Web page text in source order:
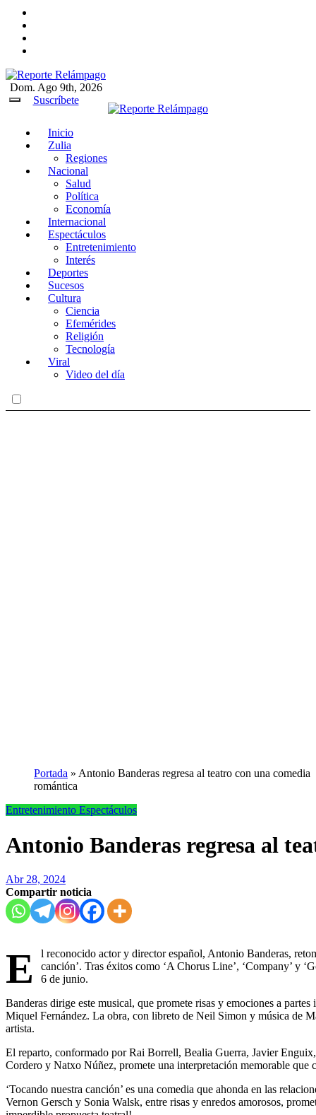
Reporte Relámpago
Claridad y rigor en cada noticia
Dom. Ago 9th, 2026
Suscríbete
Inicio
Zulia
Regiones
Nacional
Salud
Política
Economía
Internacional
Espectáculos
Entretenimiento
Interés
Deportes
Sucesos
Cultura
Ciencia
Efemérides
Religión
Tecnología
Viral
Video del día
Portada » Antonio Banderas regresa al teatro con una comedia
romántica
Entretenimiento Espectáculos
Antonio Banderas regresa al
Abr 28, 2024
Compartir noticia
E
l reconocido actor y director español, Antonio Banderas,
canción’. Tras éxitos como ‘A Chorus Line’, ‘Company’ y
6 de junio.
Banderas dirige este musical, que promete risas y emociones a
Miquel Fernández. La obra, con libreto de Neil Simon y música de
artista.
El reparto, conformado por Rai Borrell, Bealia Guerra, Javier
Cordero y Natxo Núñez, promete una interpretación memorable que
‘Tocando nuestra canción’ es una comedia que ahonda en las
Vernon Gersch y Sonia Walsk, entre risas y enredos amorosos,